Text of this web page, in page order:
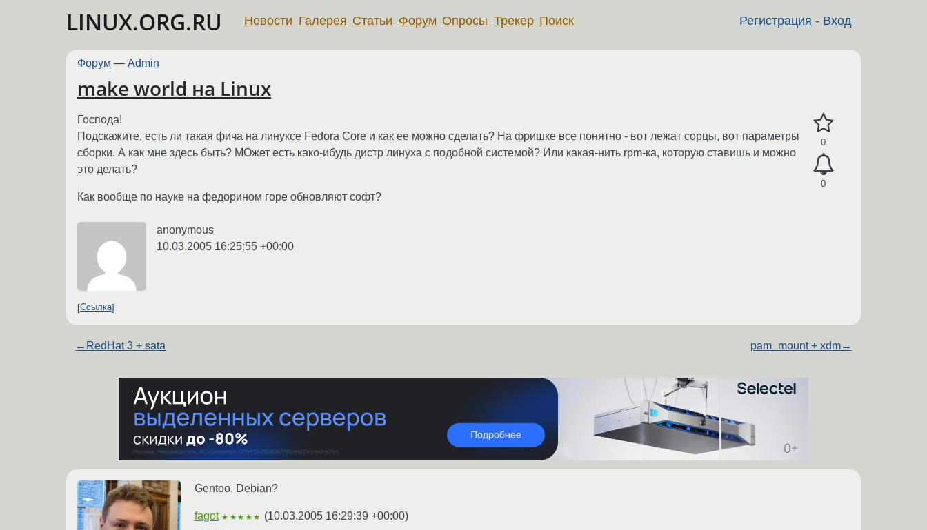
LINUX.ORG.RU Регистрация - Вход
Новости Галерея Статьи Форум Опросы Трекер Поиск
Форум — Admin
make world на Linux
0
0
Господа!
Подскажите, есть ли такая фича на линуксе Fedora Core и как ее можно сделать? На фришке все понятно - вот лежат сорцы, вот параметры
сборки. А как мне здесь быть? МОжет есть како-ибудь дистр линуха с подобной системой? Или какая-нить rpm-ка, которую ставишь и можно
это делать?
Как вообще по науке на федорином горе обновляют софт?
anonymous
10.03.2005 16:25:55 +00:00
Ссылка
← RedHat 3 + sata pam_mount + xdm→
Gentoo, Debian?
fagot ★★★★★ (10.03.2005 16:29:39 +00:00)